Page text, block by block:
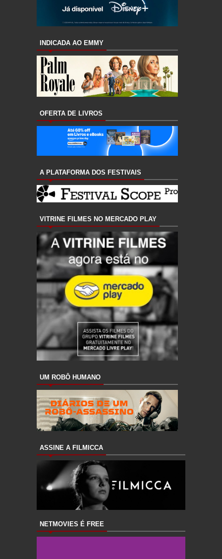
INDICADA AO EMMY
OFERTA DE LIVROS
A PLATAFORMA DOS FESTIVAIS
VITRINE FILMES NO MERCADO PLAY
UM ROBÔ HUMANO
ASSINE A FILMICCA
NETMOVIES É FREE